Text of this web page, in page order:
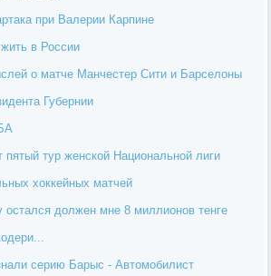
при Валерии Карпине
в России
о матче Манчестер Сити и Барселоны
Губернии
пятый тур женской Национальной лиги
хоккейных матчей
остался должен мне 8 миллионов тенге
серию Барыс - Автомобилист